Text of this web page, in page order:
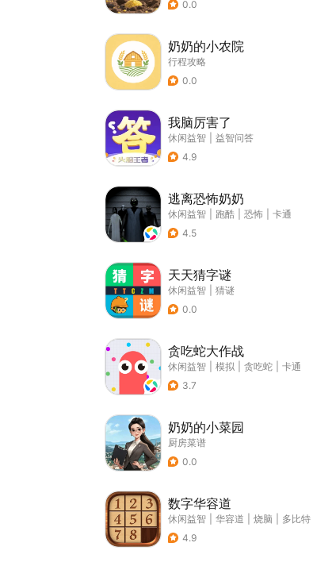
0.0
奶奶的小农院
行程攻略
0.0
我脑厉害了
休闲益智
益智问答
4.9
逃离恐怖奶奶
休闲益智 跑酷 恐怖
卡通
4.5
天天猜字谜
休闲益智
猜谜
0.0
贪吃蛇大作战
休闲益智 模拟 贪吃蛇
卡通
3.7
奶奶的小菜园
厨房菜谱
0.0
数字华容道
休闲益智 华容道 烧脑
多比特
4.9